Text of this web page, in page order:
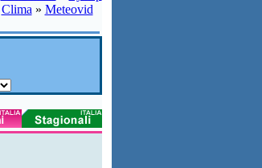
Clima » Meteovid